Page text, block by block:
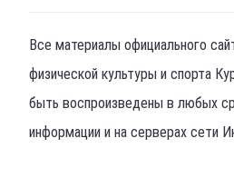
Все материалы официального
физической культуры и спорта
быть воспроизведены в любых
информации и на серверах сети